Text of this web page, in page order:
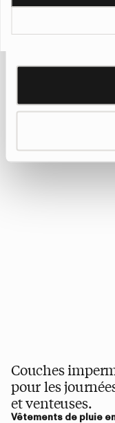
Learn more
Couches
pour les
et venteuses.
Vêtements de pluie